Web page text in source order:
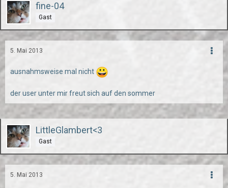
fine-04
Gast
5. Mai 2013
ausnahmsweise mal nicht
der user unter mir freut sich auf den sommer
LittleGlambert<3
Gast
5. Mai 2013